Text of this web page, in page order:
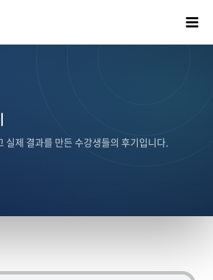
실제 결과를 만든 수강생들의 후기입니다.